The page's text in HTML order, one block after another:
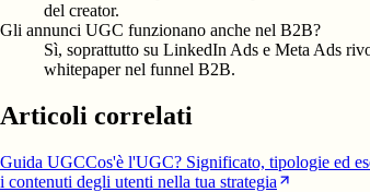
del creator.
Gli annunci UGC funzionano anche nel B2B?
Sì, soprattutto su LinkedIn Ads e Meta Ads
whitepaper nel funnel B2B.
Articoli correlati
Guida UGCCos'è l'UGC? Significato, tipologie ed
i contenuti degli utenti nella tua strategia